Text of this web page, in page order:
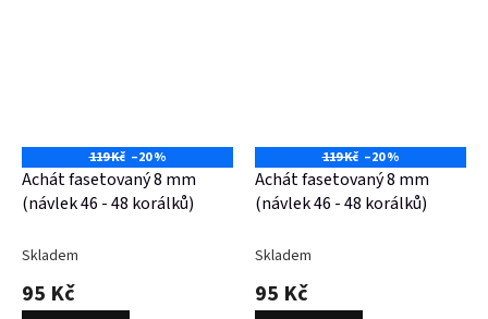
119 Kč –20 %
Achát fasetovaný 8 mm
(návlek 46 - 48 korálků)
Skladem
95 Kč
119 Kč –20 %
Achát fasetovaný 8 mm
(návlek 46 - 48 korálků)
Skladem
95 Kč